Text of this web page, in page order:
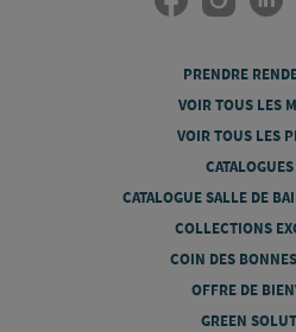
PRENDRE
VOIR TOUS LES
VOIR TOUS LES
CATALOGUE SALLE DE
COLLECTIONS
COIN DES
OFFRE DE
GREEN